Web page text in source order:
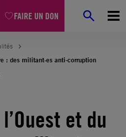
FAIRE UN DON
: des militant·es anti-corruption
et du